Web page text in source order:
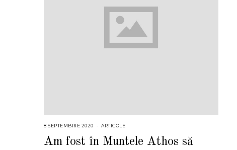
8 SEPTEMBRIE 2020 ARTICOLE
Am fost în Muntele Athos să